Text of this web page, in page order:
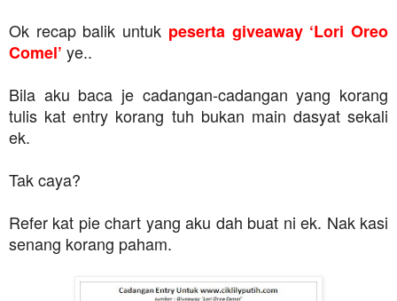
Ok recap balik untuk peserta giveaway ‘Lori Oreo
Comel’ ye..
Bila aku baca je cadangan-cadangan yang korang
tulis kat entry korang tuh bukan main dasyat sekali
ek.
Tak caya?
Refer kat pie chart yang aku dah buat ni ek. Nak kasi
senang korang paham.